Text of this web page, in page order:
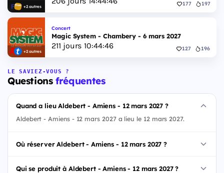
+2 autres 177 197
+2 autres
Concert
Magic System - Chambery - 6 mars 2027
211 jours 10:44:45 127 196
LE SAVIEZ-VOUS ?
Questionsfréquentes
Quand a lieu Aldebert - Amiens - 12 mars 2027 ?
Aldebert - Amiens - 12 mars 2027 a lieu le 12 mars 2027.
Où réserver Aldebert - Amiens - 12 mars 2027 ?
Qui se produit à Aldebert - Amiens - 12 mars 2027 ?